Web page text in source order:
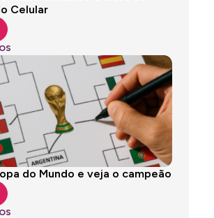
Celular
do Mundo e veja o campeão